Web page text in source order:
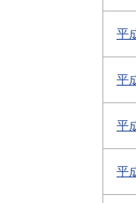
平
平
平
平